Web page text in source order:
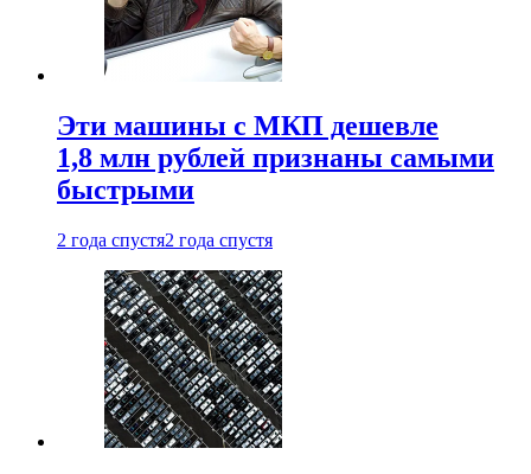
Эти машины с МКП дешевле
1,8 млн рублей признаны самыми
быстрыми
2 года спустя2 года спустя